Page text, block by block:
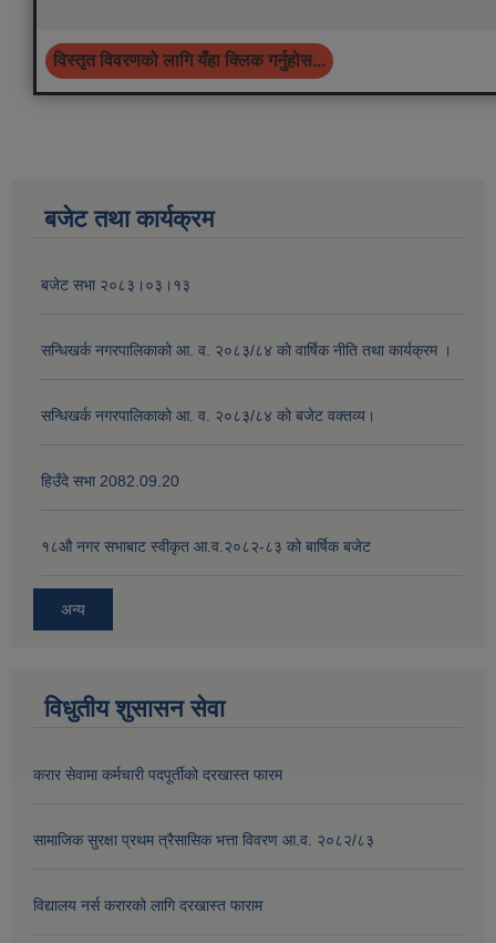
विस्तृत विवरणको लागि यँहा क्लिक गर्नुहोस...
बजेट तथा कार्यक्रम
बजेट सभा २०८३।०३।१३
सन्धिखर्क नगरपालिकाको आ. व. २०८३/८४ काे वार्षिक नीति तथा कार्यक्रम ।
सन्धिखर्क नगरपालिकाको आ. व. २०८३/८४ काे बजेट वक्तव्य।
हिउँदे सभा 2082.09.20
१८‍औ नगर सभाबाट स्वीकृत आ.व.२०८२-८३ को बार्षिक बजेट
अन्य
विधुतीय शुसासन सेवा
करार सेवामा कर्मचारी पदपूर्तीको दरखास्त फारम
सामाजिक सुरक्षा प्रथम त्रैसासिक भत्ता विवरण आ.व. २०८२/८३
विद्यालय नर्स करारको लागि दरखास्त फाराम